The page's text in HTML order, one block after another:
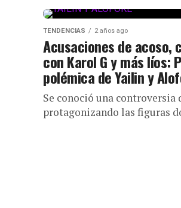
TENDENCIAS 2 años ago
Acusaciones de acoso,
con Karol G y más líos:
polémica de Yailin y
Se conoció una controversia
protagonizando las figuras